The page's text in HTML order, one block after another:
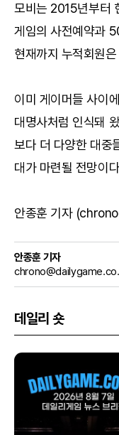
모비는 2015년부터
게임의 사전예약과
현재까지 누적회원
이미 게이머들 사이
대명사처럼 인식돼
보다 더 다양한 대중
대가 마련될 전망이
안종훈 기자
안종훈 기자
데일리 숏